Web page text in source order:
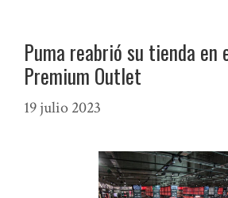
Puma reabrió su tienda en
Premium Outlet
19 julio 2023